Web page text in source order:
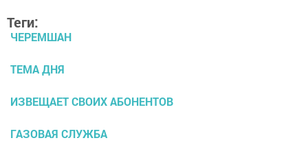
Теги:
ЧЕРЕМШАН
ТЕМА ДНЯ
ИЗВЕЩАЕТ СВОИХ АБОНЕНТОВ
ГАЗОВАЯ СЛУЖБА